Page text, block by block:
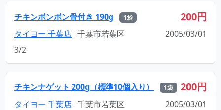
チキンボンボン骨付き 190g 1袋 200円
タイヨー 千葉店 千葉市若葉区
2005/03/01
3/2
チキンナゲット 200g（標準10個入り） 1袋 200円
タイヨー 千葉店 千葉市若葉区
2005/03/01